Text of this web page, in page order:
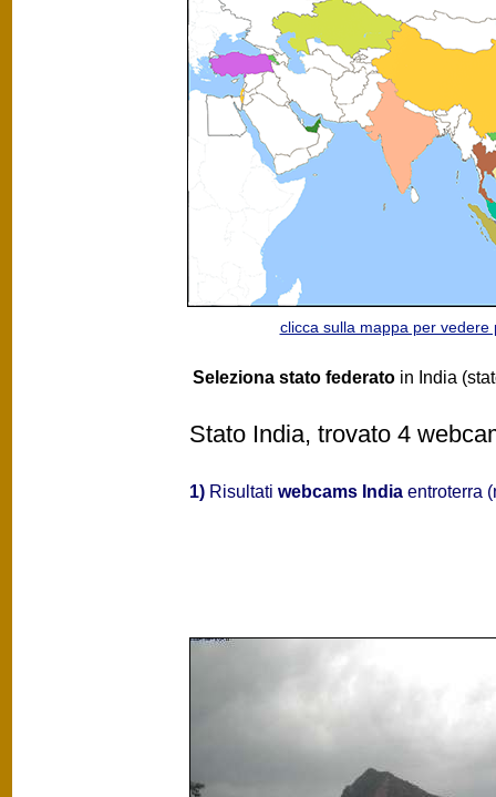
clicca sulla mappa per vedere
Seleziona stato federato in India
Stato India, trovato 4
1) Risultati webcams India entroterra